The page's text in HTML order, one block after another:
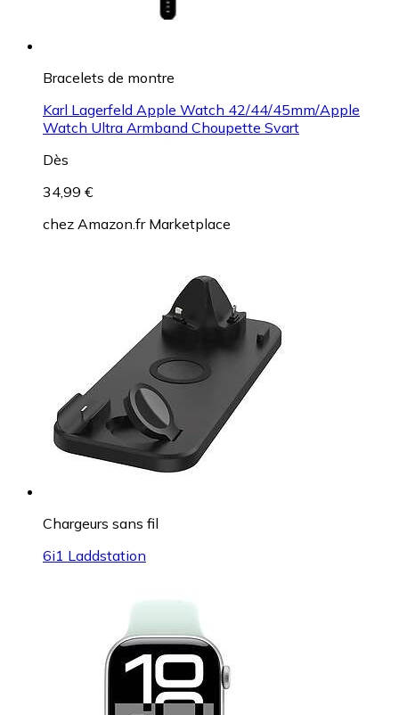
Bracelets de montre
Karl Lagerfeld Apple Watch 42/44/45mm/Apple
Watch Ultra Armband Choupette Svart
Dès
34,99 €
chez Amazon.fr Marketplace
Chargeurs sans fil
6i1 Laddstation